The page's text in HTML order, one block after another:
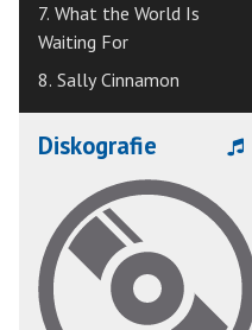
7. What the World Is
Waiting For
8. Sally Cinnamon
Diskografie